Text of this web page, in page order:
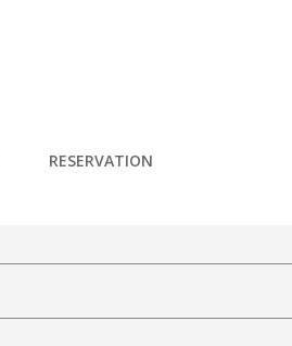
RESERVATION